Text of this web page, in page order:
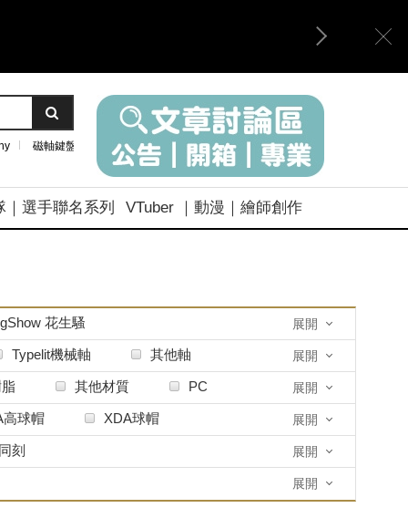
磁軸鍵盤
｜選手聯名系列 VTuber ｜動漫｜繪師創作
花生騷 展開
Typelit機械軸 其他軸 展開
其他材質 PC 展開
高球帽
XDA球帽
展開
刻 展開
展開